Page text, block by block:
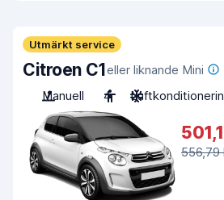
Utmärkt service
Citroen C1eller liknande Mini
Manuell
4
556,79